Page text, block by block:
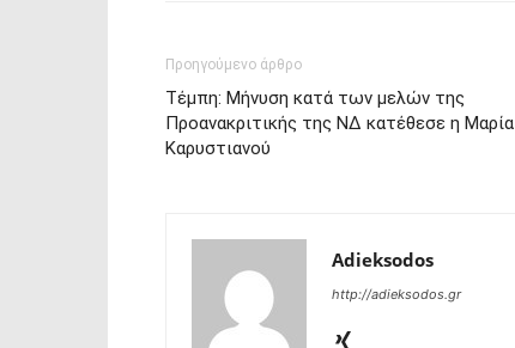
Προηγούμενο άρθρο
Τέμπη: Μήνυση κατά των μελών της
Προανακριτικής της ΝΔ κατέθεσε η Μαρία
Καρυστιανού
Adieksodos
http://adieksodos.gr